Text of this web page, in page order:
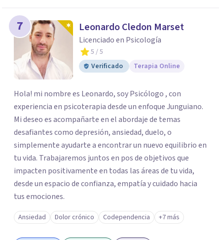
7 Leonardo Cledon Marset
Licenciado en Psicología
5 / 5
Verificado
Terapia Online
Hola! mi nombre es Leonardo, soy Psicólogo , con
experiencia en psicoterapia desde un enfoque Junguiano.
Mi deseo es acompañarte en el abordaje de temas
desafiantes como depresión, ansiedad, duelo, o
simplemente ayudarte a encontrar un nuevo equilibrio en
tu vida. Trabajaremos juntos en pos de objetivos que
impacten positivamente en todas las áreas de tu vida,
desde un espacio de confianza, empatía y cuidado hacia
tus emociones.
Ansiedad Dolor crónico Codependencia +7 más